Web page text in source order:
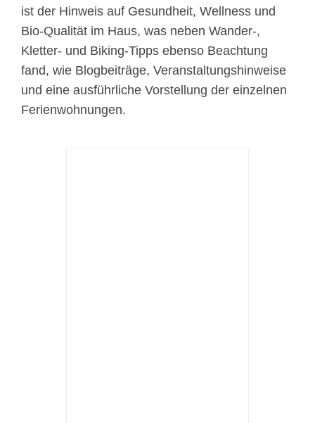
ist der Hinweis auf Gesundheit, Wellness und
Bio-Qualität im Haus, was neben Wander-,
Kletter- und Biking-Tipps ebenso Beachtung
fand, wie Blogbeiträge, Veranstaltungshinweise
und eine ausführliche Vorstellung der einzelnen
Ferienwohnungen.